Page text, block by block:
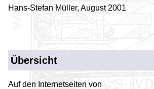
Hans-Stefan Müller, August 2001
Übersicht
Auf den Internetseiten von